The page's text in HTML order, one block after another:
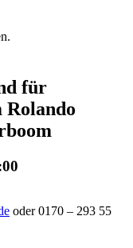
für
Rolando
oder 0170 – 293 55